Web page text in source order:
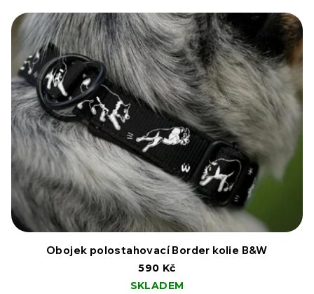
p
o
d
u
k
t
V
ý
p
s
p
r
o
Obojek polostahovací Border kolie B&W
590 Kč
SKLADEM